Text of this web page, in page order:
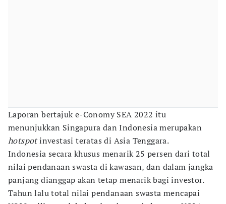
Laporan bertajuk e-Conomy SEA 2022 itu
menunjukkan Singapura dan Indonesia merupakan
hotspotinvestasi teratas di Asia Tenggara.
Indonesia secara khusus menarik 25 persen dari total
nilai pendanaan swasta di kawasan, dan dalam jangka
panjang dianggap akan tetap menarik bagi investor.
Tahun lalu total nilai pendanaan swasta mencapai